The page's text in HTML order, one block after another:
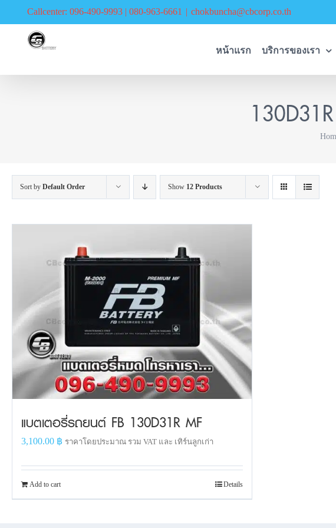
Callcenter: 096-490-9993 | 080-963-6661 | chokbuncha@cbcorp.co.th
หน้าแรก บริการของเรา
Sort by Default Order Show 12 Products
แบตเตอรี่รถยนต์ FB 130D31R MF
3,100.00 ฿ ราคาโดยประมาณ รวม VAT และ เทิร์นลูกเก่า
Add to cart Details